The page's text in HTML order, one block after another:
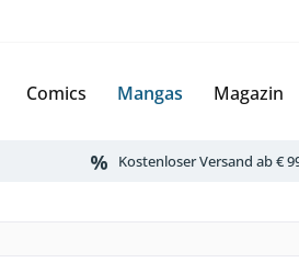
Comics Mangas Magazin
Kostenloser Versand ab €